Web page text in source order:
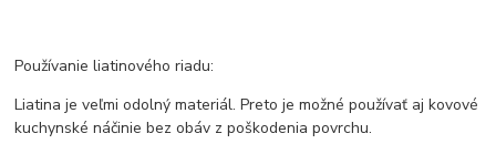
Používanie liatinového riadu:
Liatina je veľmi odolný materiál. Preto je možné používať aj kovové
kuchynské náčinie bez obáv z poškodenia povrchu.